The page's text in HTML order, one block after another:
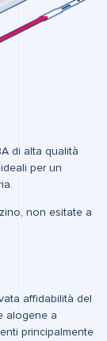
di alta qualità
per un
non esitate a
affidabilità del
alogene a
principalmente